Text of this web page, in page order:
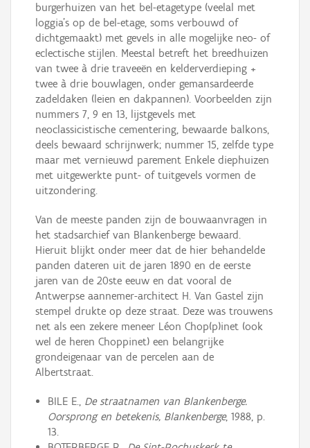
burgerhuizen van het bel-etagetype (veelal met
loggia's op de bel-etage, soms verbouwd of
dichtgemaakt) met gevels in alle mogelijke neo- of
eclectische stijlen. Meestal betreft het breedhuizen
van twee à drie traveeën en kelderverdieping +
twee à drie bouwlagen, onder gemansardeerde
zadeldaken (leien en dakpannen). Voorbeelden zijn
nummers 7, 9 en 13, lijstgevels met
neoclassicistische cementering, bewaarde balkons,
deels bewaard schrijnwerk; nummer 15, zelfde type
maar met vernieuwd parement Enkele diephuizen
met uitgewerkte punt- of tuitgevels vormen de
uitzondering.
Van de meeste panden zijn de bouwaanvragen in
het stadsarchief van Blankenberge bewaard.
Hieruit blijkt onder meer dat de hier behandelde
panden dateren uit de jaren 1890 en de eerste
jaren van de 20ste eeuw en dat vooral de
Antwerpse aannemer-architect H. Van Gastel zijn
stempel drukte op deze straat. Deze was trouwens
net als een zekere meneer Léon Chop(p)inet (ook
wel de heren Choppinet) een belangrijke
grondeigenaar van de percelen aan de
Albertstraat.
BILE E., De straatnamen van Blankenberge.
Oorsprong en betekenis, Blankenberge, 1988, p.
13.